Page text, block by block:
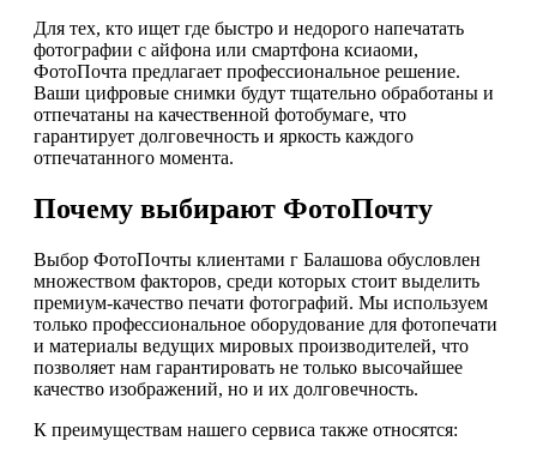
Для тех, кто ищет где быстро и недорого напечатать
фотографии с айфона или смартфона ксиаоми,
ФотоПочта предлагает профессиональное решение.
Ваши цифровые снимки будут тщательно обработаны и
отпечатаны на качественной фотобумаге, что
гарантирует долговечность и яркость каждого
отпечатанного момента.
Почему выбирают ФотоПочту
Выбор ФотоПочты клиентами г Балашова обусловлен
множеством факторов, среди которых стоит выделить
премиум-качество печати фотографий. Мы используем
только профессиональное оборудование для фотопечати
и материалы ведущих мировых производителей, что
позволяет нам гарантировать не только высочайшее
качество изображений, но и их долговечность.
К преимуществам нашего сервиса также относятся: